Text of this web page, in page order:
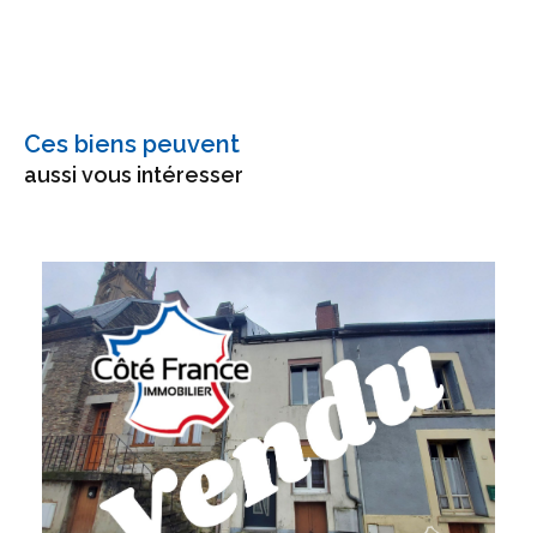
Ces biens peuvent
aussi vous intéresser